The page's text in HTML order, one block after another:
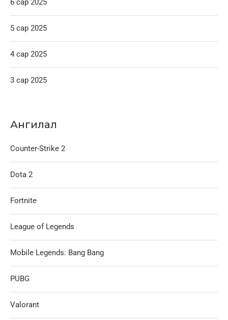
6 сар 2025
5 сар 2025
4 сар 2025
3 сар 2025
Ангилал
Counter-Strike 2
Dota 2
Fortnite
League of Legends
Mobile Legends: Bang Bang
PUBG
Valorant